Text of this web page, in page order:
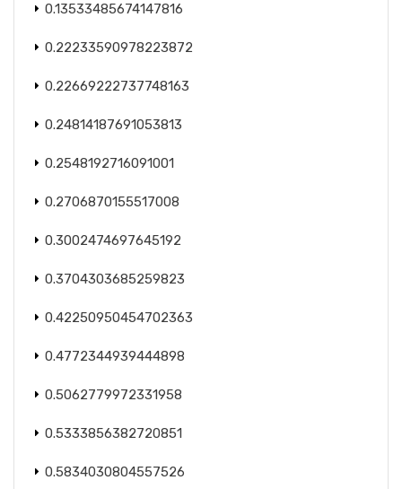
0.13533485674147816
0.22233590978223872
0.22669222737748163
0.24814187691053813
0.2548192716091001
0.2706870155517008
0.3002474697645192
0.3704303685259823
0.42250950454702363
0.4772344939444898
0.5062779972331958
0.5333856382720851
0.5834030804557526